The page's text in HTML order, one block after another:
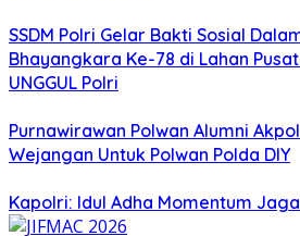
SSDM Polri Gelar Bakti Sosial
Bhayangkara Ke-78 di Lahan
UNGGUL Polri
Purnawirawan Polwan Alumni
Wejangan Untuk Polwan Polda DIY
Kapolri: Idul Adha Momentum